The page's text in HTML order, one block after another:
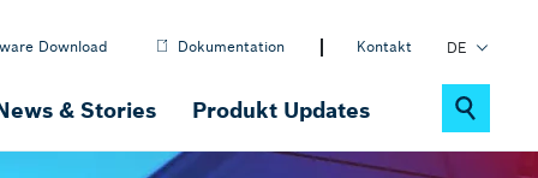
Download Dokumentation
Kontakt
EN
DE
PL
& Stories Produkt Updates